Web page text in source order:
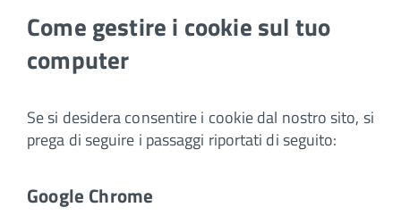
Come gestire i cookie sul tuo
computer
Se si desidera consentire i cookie dal nostro sito, si
prega di seguire i passaggi riportati di seguito:
Google Chrome